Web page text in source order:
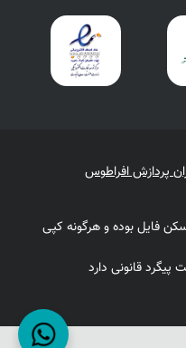
پردازش افراطوس
فایل بوده و هرگونه کپی
پیگرد قانونی دارد